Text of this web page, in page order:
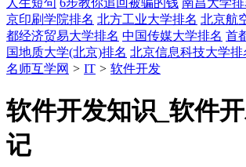
人生短句 6步教你追回被骗的钱 南昌大学排
京印刷学院排名 北方工业大学排名 北京航
都经济贸易大学排名 中国传媒大学排名 首
国地质大学(北京)排名 北京信息科技大学排
名师互学网 > IT > 软件开发
软件开发知识_软件
记